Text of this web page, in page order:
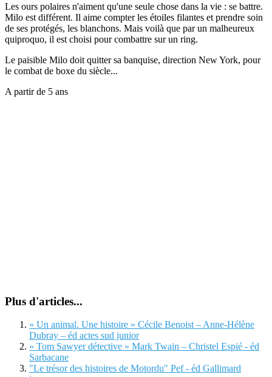
Les ours polaires n'aiment qu'une seule chose dans la vie : se battre.
Milo est différent. Il aime compter les étoiles filantes et prendre soin
de ses protégés, les blanchons. Mais voilà que par un malheureux
quiproquo, il est choisi pour combattre sur un ring.
Le paisible Milo doit quitter sa banquise, direction New York, pour
le combat de boxe du siècle...
A partir de 5 ans
Plus d'articles...
« Un animal. Une histoire » Cécile Benoist – Anne-Hélène
Dubray – éd actes sud junior
« Tom Sawyer détective » Mark Twain – Christel Espié - éd
Sarbacane
"Le trésor des histoires de Motordu" Pef - éd Gallimard